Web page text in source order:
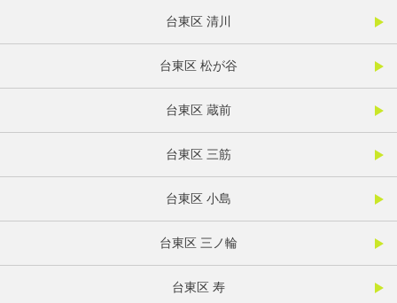
台東区 清川
台東区 松が谷
台東区 蔵前
台東区 三筋
台東区 小島
台東区 三ノ輪
台東区 寿